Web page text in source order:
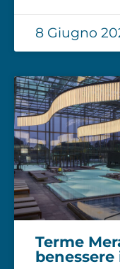
8 Giugno
Terme